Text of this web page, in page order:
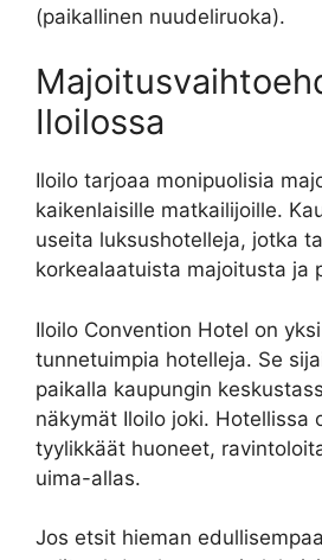
(paikallinen nuudeliruoka).
Iloilossa
Iloilo tarjoaa monipuolisia
kaikenlaisille matkailijoille.
useita luksushotelleja, jotka
korkealaatuista majoitusta ja
Iloilo Convention Hotel on
tunnetuimpia hotelleja. Se
paikalla kaupungin
näkymät Iloilo joki. Hotellissa
tyylikkäät huoneet,
uima-allas.
Jos etsit hieman